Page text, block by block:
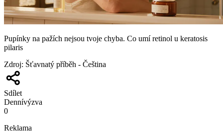
Pupínky na pažích nejsou tvoje chyba. Co umí retinol u keratosis
pilaris
Zdroj: Šťavnatý příběh - Čeština
Sdílet
Dennívýzva
0
Reklama